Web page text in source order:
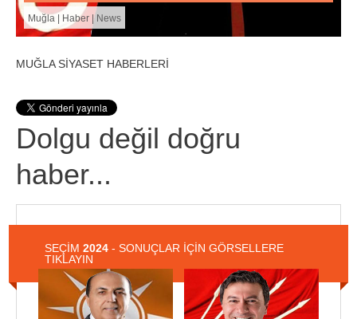
Muğla | Haber | News
MUĞLA SİYASET HABERLERİ
Dolgu değil doğru
haber...
SEÇİM 2024 - SONUÇLAR İÇİN GÖRSELLERE
TIKLAYIN